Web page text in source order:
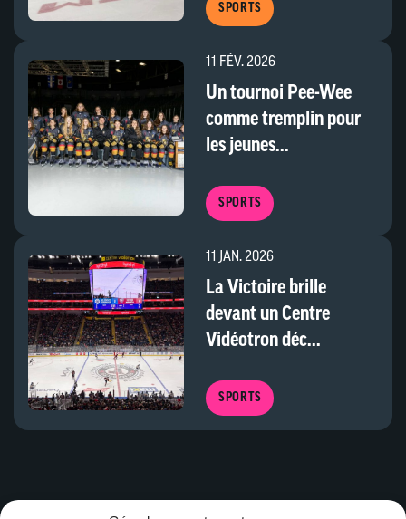
SPORTS
11 FÉV. 2026
Un tournoi Pee-Wee
comme tremplin pour
les jeunes...
SPORTS
11 JAN. 2026
La Victoire brille
devant un Centre
Vidéotron déc...
SPORTS